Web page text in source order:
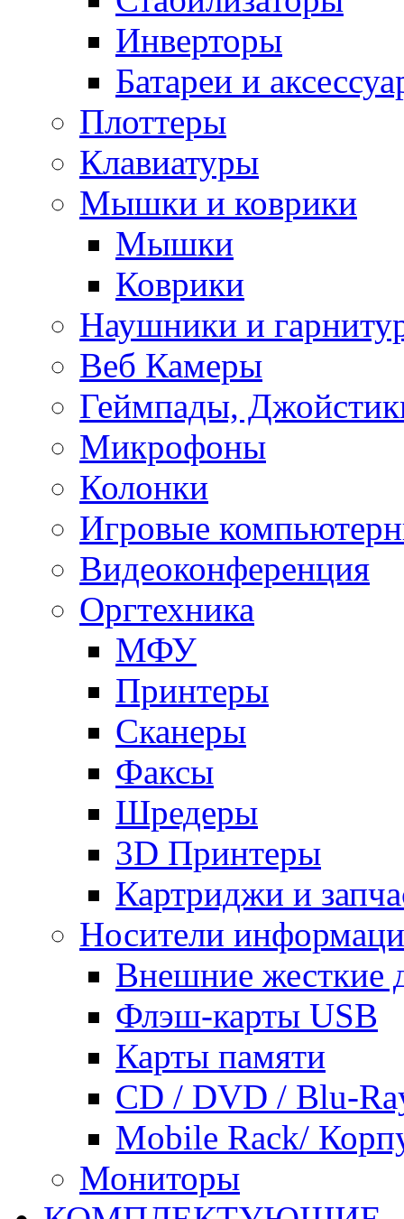
Инверторы
Батареи и
Плоттеры
Клавиатуры
Мышки и коврики
Мышки
Коврики
Наушники и
Веб Камеры
Геймпады,
Микрофоны
Колонки
Игровые
Видеоконференция
Оргтехника
МФУ
Принтеры
Сканеры
Факсы
Шредеры
3D Принтеры
Картриджи и
Носители
Внешние жесткие
Флэш-карты USB
Карты памяти
CD / DVD / Blu-
Mobile Rack/
Мониторы